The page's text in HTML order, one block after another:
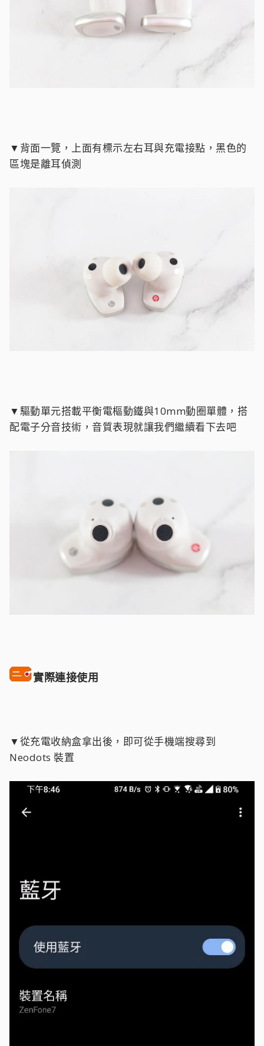
▼背面一覽，上面有標示左右耳與充電接點，黑色的
區塊是離耳偵測
▼驅動單元搭載平衡電樞動鐵與10mm動圈單體，搭
配電子分音技術，音質表現就讓我們繼續看下去吧
實際連接使用
▼從充電收納盒拿出後，即可從手機端搜尋到
Neodots 裝置